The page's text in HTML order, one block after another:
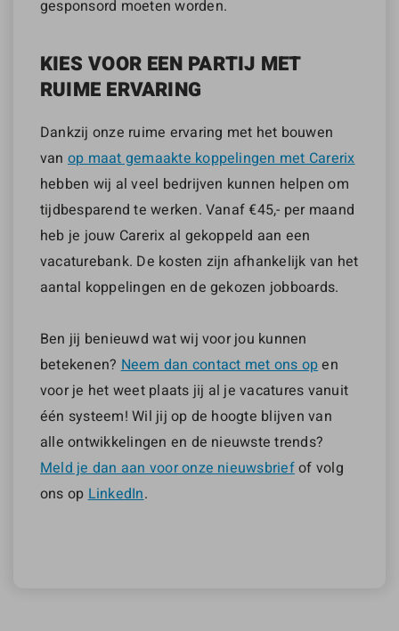
gesponsord moeten worden.
KIES VOOR EEN PARTIJ MET
RUIME ERVARING
Dankzij onze ruime ervaring met het bouwen
van op maat gemaakte koppelingen met Carerix
hebben wij al veel bedrijven kunnen helpen om
tijdbesparend te werken. Vanaf €45,- per maand
heb je jouw Carerix al gekoppeld aan een
vacaturebank. De kosten zijn afhankelijk van het
aantal koppelingen en de gekozen jobboards.
Ben jij benieuwd wat wij voor jou kunnen
betekenen? Neem dan contact met ons open
voor je het weet plaats jij al je vacatures vanuit
één systeem! Wil jij op de hoogte blijven van
alle ontwikkelingen en de nieuwste trends?
Meld je dan aan voor onze nieuwsbriefof volg
ons op LinkedIn.